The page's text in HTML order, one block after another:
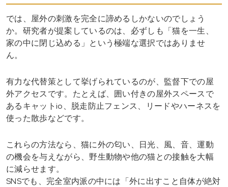
では、屋外の刺激を完全に諦めるしかないのでしょう
か。研究者が提案しているのは、必ずしも「猫を一生、
家の中に閉じ込める」という極端な選択ではありませ
ん。
有力な代替策として挙げられているのが、監督下での屋
外アクセスです。たとえば、囲い付きの屋外スペースで
あるキャットio、脱走防止フェンス、リードやハーネスを
使った散歩などです。
これらの方法なら、猫に外の匂い、日光、風、音、運動
の機会を与えながら、野生動物や他の猫との接触を大幅
に減らせます。
SNSでも、完全室内派の中には「外に出すこと自体が絶対